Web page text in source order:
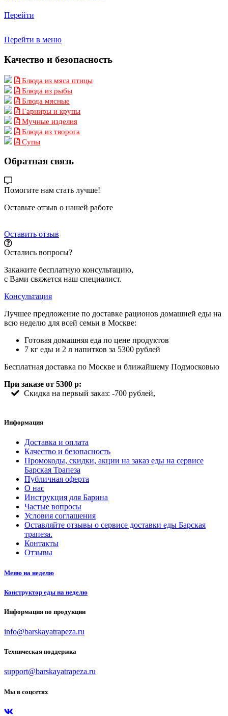
Перейти
Перейти в меню
Качество и безопасность
Блюда из мяса птицы
Блюда из рыбы
Блюда мясные
Гарниры и крупы
Мучные изделия
Блюда из творога
Супы
Обратная связь
Помогите нам стать лучше!
Оставьте отзыв о нашей работе
Оставить отзыв
Остались вопросы?
Закажите бесплатную консультацию,
с Вами свяжется наш специалист.
Консультация
Лучшее предложение по доставке рационов домашней еды на
всю неделю для всей семьи в Москве:
Готовая домашняя еда по цене продуктов
7 кг еды и 2 л напитков за 5300 рублей
Бесплатная доставка по Москве и ближайшему Подмосковью
При заказе от 5300 р:
Скидка на первый заказ: -700 рублей,
Информация
Доставка и оплата
Качество и безопасность
Промокоды, скидки, акции на заказ еды на сервисе
Барская Трапеза
Публичная оферта
О нас
Инструкция для Барина
Частые вопросы
Условия соглашения
Оставляйте отзывы о сервисе доставки еды Барская
трапеза.
Контакты
Отзывы
Меню на неделю
Конструктор еды на неделю
Информация по продукции
info@barskayatrapeza.ru
Техническая поддержка
support@barskayatrapeza.ru
Мы в соцсетях